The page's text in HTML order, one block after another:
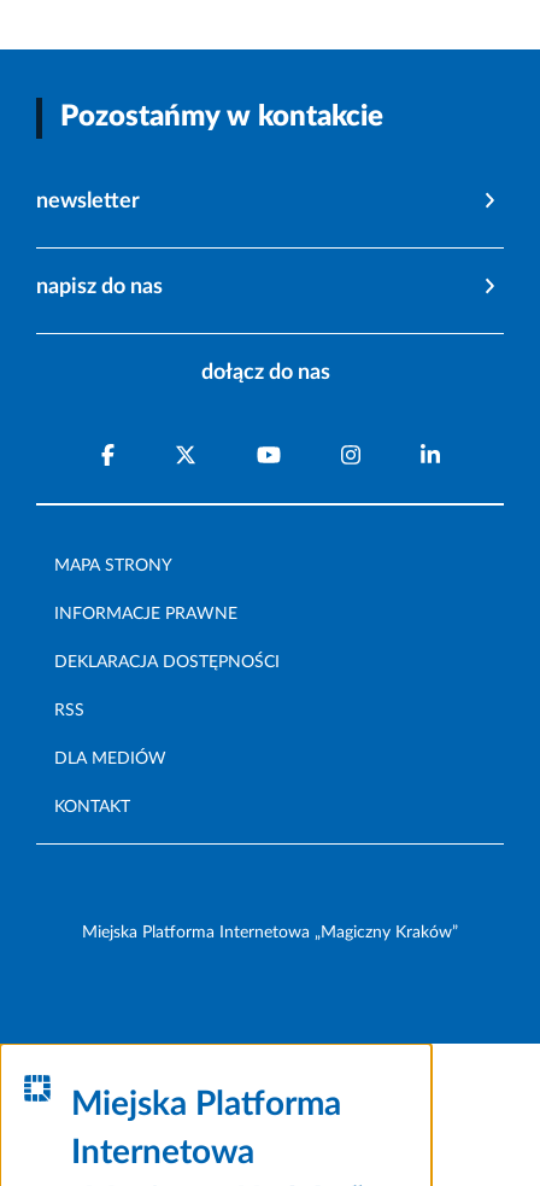
Pozostańmy w kontakcie
newsletter
napisz do nas
dołącz do nas
MAPA STRONY
INFORMACJE PRAWNE
DEKLARACJA DOSTĘPNOŚCI
RSS
DLA MEDIÓW
KONTAKT
Miejska Platforma Internetowa „Magiczny Kraków”
Miejska Platforma
Internetowa